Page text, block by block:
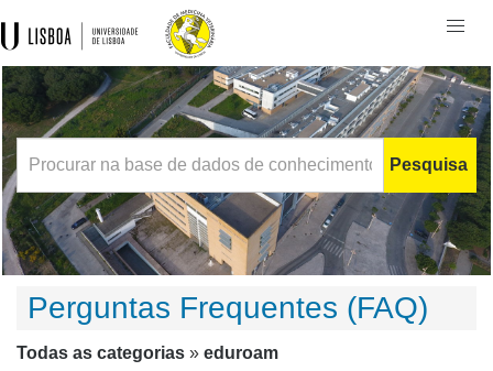
Pesquisa
Perguntas Frequentes (FAQ)
Todas as categorias » eduroam